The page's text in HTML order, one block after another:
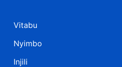
Vitabu
Nyimbo
Injili